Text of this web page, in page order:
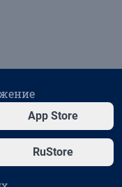
App Store
RuStore